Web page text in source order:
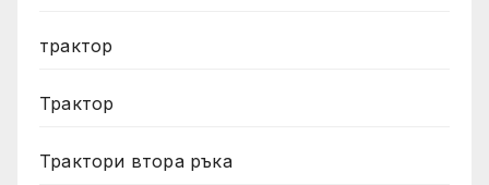
трактор
Трактор
Трактори втора ръка